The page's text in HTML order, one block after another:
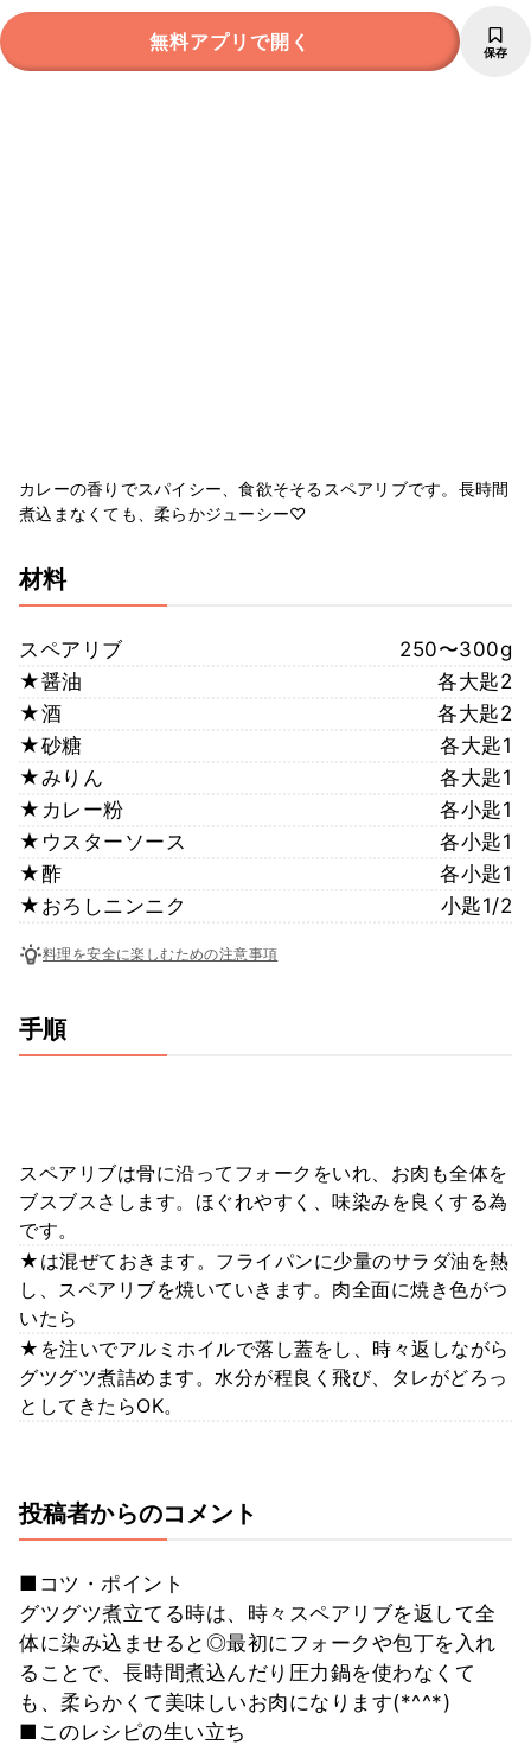
無料アプリで開く 保存
カレーの香りでスパイシー、食欲そそるスペアリブです。長時間
煮込まなくても、柔らかジューシー♡
材料
スペアリブ
250〜300g
★醤油
各大匙2
★酒
各大匙2
★砂糖
各大匙1
★みりん
各大匙1
★カレー粉
各小匙1
★ウスターソース
各小匙1
★酢
各小匙1
★おろしニンニク
小匙1/2
料理を安全に楽しむための注意事項
手順
スペアリブは骨に沿ってフォークをいれ、お肉も全体を
ブスブスさします。ほぐれやすく、味染みを良くする為
です。
★は混ぜておきます。フライパンに少量のサラダ油を熱
し、スペアリブを焼いていきます。肉全面に焼き色がつ
いたら
★を注いでアルミホイルで落し蓋をし、時々返しながら
グツグツ煮詰めます。水分が程良く飛び、タレがどろっ
としてきたらOK。
投稿者からのコメント
■コツ・ポイント
グツグツ煮立てる時は、時々スペアリブを返して全
体に染み込ませると◎最初にフォークや包丁を入れ
ることで、長時間煮込んだり圧力鍋を使わなくて
も、柔らかくて美味しいお肉になります(*^^*)
■このレシピの生い立ち